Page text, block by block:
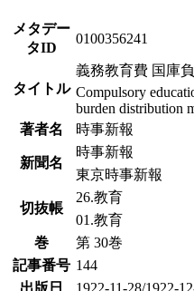
メタデー
タID
0100356241
タイトル
義務教育費 国庫
Compulsory
burden distribution
著者名
時事新報
新聞名
時事新報
東京時事新報
切抜帳
26.教育
01.教育
巻
第 30巻
記事番号 144
出版日
1922-11-28/1922-